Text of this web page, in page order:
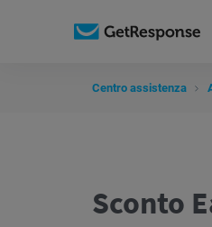
Centro assistenza
Sconto